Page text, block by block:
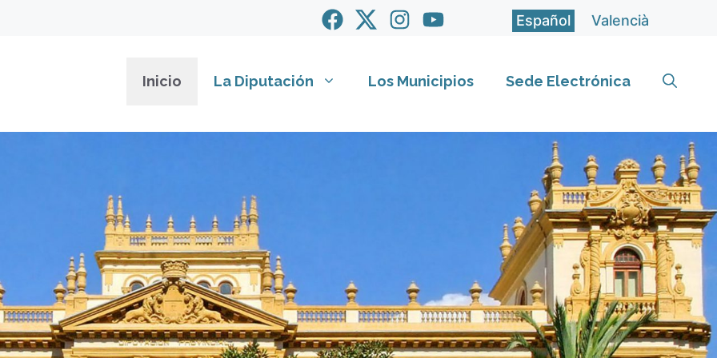
Español Valencià
Inicio La Diputación Los Municipios Sede Electrónica